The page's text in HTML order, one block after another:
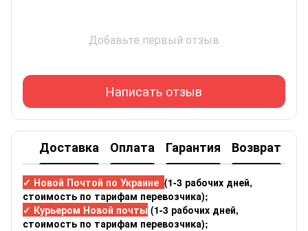
Добавьте первый отзыв
Написать отзыв
Доставка Оплата Гарантия Возврат
✓ Новой Почтой по Украине (1-3 рабочих дней,
стоимость по тарифам перевозчика);
✓ Курьером Новой почты (1-3 рабочих дней,
стоимость по тарифам перевозчика);